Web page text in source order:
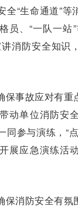
全“生命通道”
员、“一队一站
消防安全知识
保事故应对有重
动单位消防安
同参与演练，“
展应急演练活
保消防安全有氛